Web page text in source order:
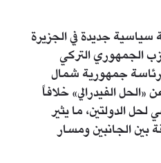
جديدة في الجزيرة
الجمهوري التركي
جمهورية شمال
«الحل الفيدرالي» خلافاً
الدولتين، ما يثير
بين الجانبين ومسار